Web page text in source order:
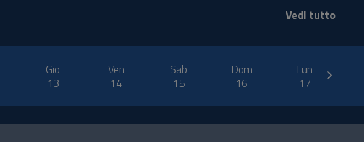
Vedi tutto
Gio
13
Ven
14
Sab
15
Dom
16
Lun
17